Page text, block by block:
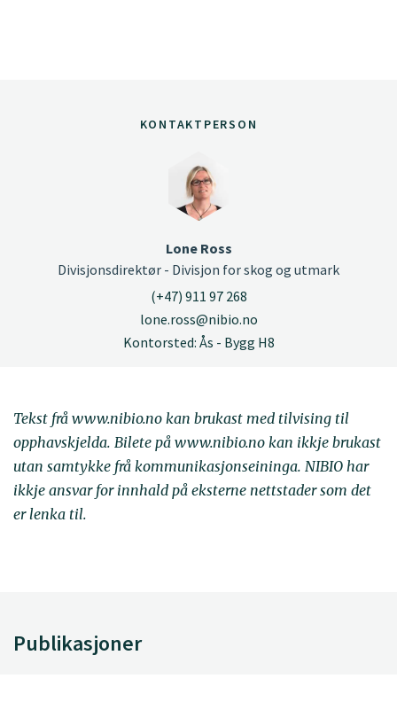
KONTAKTPERSON
Lone Ross
Divisjonsdirektør - Divisjon for skog og utmark
(+47) 911 97 268
lone.ross@nibio.no
Kontorsted: Ås - Bygg H8
Tekst frå www.nibio.no kan brukast med tilvising til
opphavskjelda. Bilete på www.nibio.no kan ikkje brukast
utan samtykke frå kommunikasjonseininga. NIBIO har
ikkje ansvar for innhald på eksterne nettstader som det
er lenka til.
Publikasjoner